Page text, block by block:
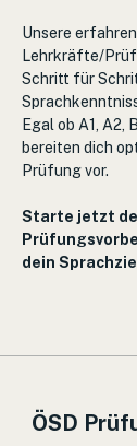
Unsere
Lehrkräfte/
Schritt für
Egal ob A1, A2,
bereiten dich
Prüfung vor.
Starte jetzt
dein
ÖSD